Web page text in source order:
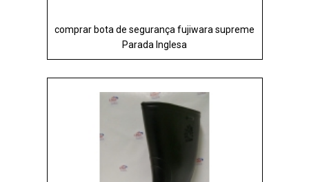
comprar bota de segurança fujiwara supreme
Parada Inglesa